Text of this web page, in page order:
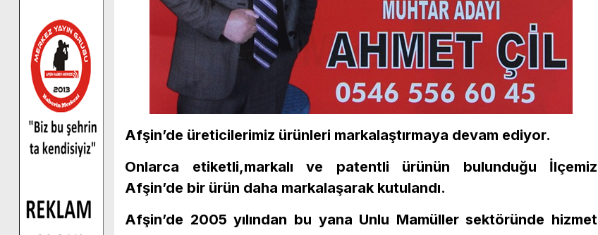
Afşin’de üreticilerimiz ürünleri markalaştırmaya devam ediyor.
Onlarca etiketli,markalı ve patentli ürünün bulunduğu İlçemiz
Afşin’de bir ürün daha markalaşarak kutulandı.
Afşin’de 2005 yılından bu yana Unlu Mamüller sektöründe hizmet